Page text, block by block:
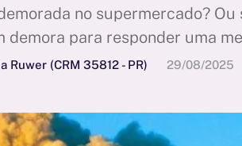
no supermercado?
para responder uma
Elas fazem parte da
Ruwer (CRM 35812 - PR) 29/08/2025